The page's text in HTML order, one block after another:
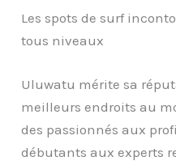
Les spots de surf
tous niveaux
Uluwatu mérite sa
meilleurs endroits au
des passionnés aux
débutants aux experts